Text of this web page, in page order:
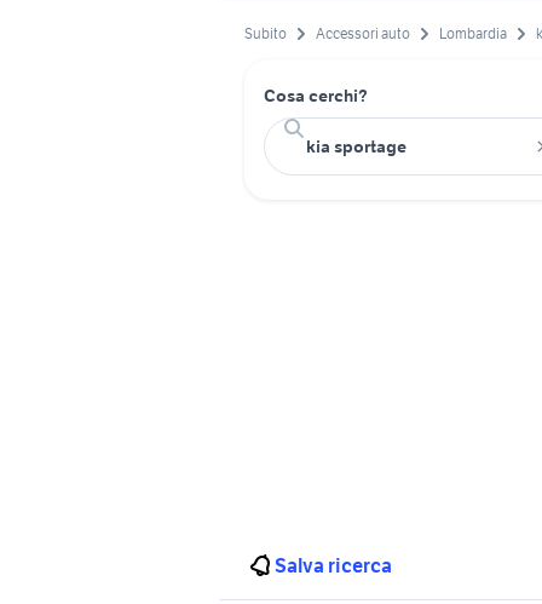
Subito Accessori auto Lombardia
Cosa cerchi?
Salva ricerca